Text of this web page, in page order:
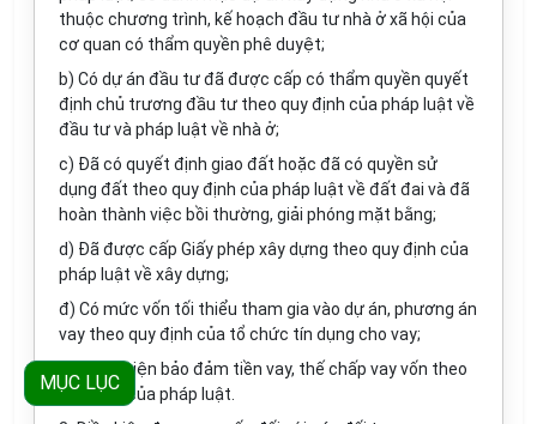
thuộc chương trình, kế hoạch đầu tư nhà ở xã hội của
cơ quan có thẩm quyền phê duyệt;
b) Có dự án đầu tư đã được cấp có thẩm quyền quyết
định chủ trương đầu tư theo quy định của pháp luật về
đầu tư và pháp luật về nhà ở;
c) Đã có quyết định giao đất hoặc đã có quyền sử
dụng đất theo quy định của pháp luật về đất đai và đã
hoàn thành việc bồi thường, giải phóng mặt bằng;
d) Đã được cấp Giấy phép xây dựng theo quy định của
pháp luật về xây dựng;
đ) Có mức vốn tối thiểu tham gia vào dự án, phương án
vay theo quy định của tổ chức tín dụng cho vay;
e) Thực hiện bảo đảm tiền vay, thế chấp vay vốn theo
quy định của pháp luật.
MỤC LỤC